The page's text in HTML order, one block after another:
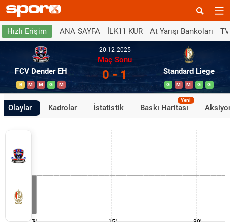
Hızlı Erişim ANA SAYFA İLK11 KUR At Yarışı Bankoları
FCV Dender EH
B M M G M
20.12.2025
Maç Sonu
0 - 1 Standard Liege
G M M G G
Olaylar Kadrolar İstatistik Baskı Haritası
Yeni